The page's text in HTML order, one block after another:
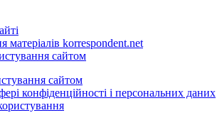
матеріалів korrespondent.net
сайтом
сайтом
конфіденційності і персональних даних